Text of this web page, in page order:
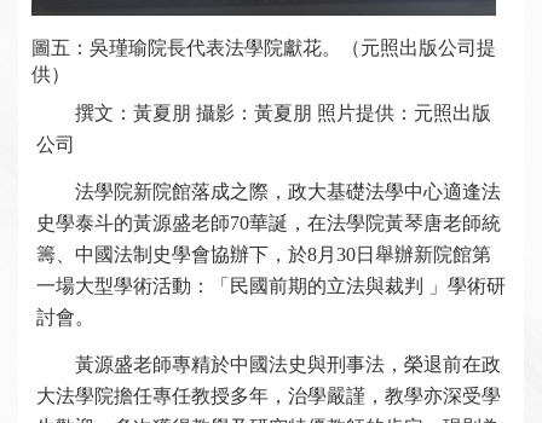
圖五：吳瑾瑜院長代表法學院獻花。（元照出版公司提
供）
撰文：黃夏朋 攝影：黃夏朋 照片提供：元照出版
公司
法學院新院館落成之際，政大基礎法學中心適逢法
史學泰斗的黃源盛老師70華誕，在法學院黃琴唐老師統
籌、中國法制史學會協辦下，於8月30日舉辦新院館第
一場大型學術活動：「民國前期的立法與裁判 」學術研
討會。
黃源盛老師專精於中國法史與刑事法，榮退前在政
大法學院擔任專任教授多年，治學嚴謹，教學亦深受學